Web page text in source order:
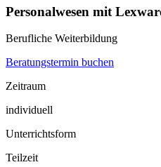
Personalwesen mit
Berufliche Weiterbildung
Beratungstermin buchen
Zeitraum
individuell
Unterrichtsform
Teilzeit